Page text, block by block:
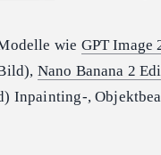
wie GPT Image
Nano Banana 2
Inpainting-,